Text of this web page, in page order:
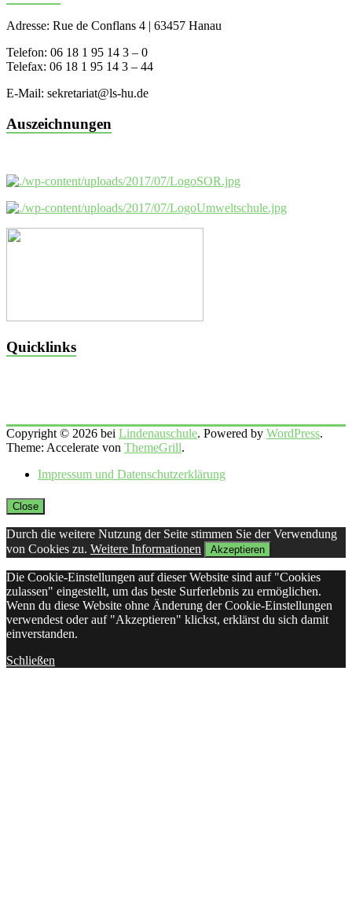
Adresse: Rue de Conflans 4 | 63457 Hanau
Telefon: 06 18 1 95 14 3 – 0
Telefax: 06 18 1 95 14 3 – 44
E-Mail: sekretariat@ls-hu.de
Auszeichnungen
Quicklinks
Copyright © 2026 bei Lindenauschule. Powered by WordPress.
Theme: Accelerate von ThemeGrill.
Impressum und Datenschutzerklärung
Close
Durch die weitere Nutzung der Seite stimmen Sie der Verwendung
von Cookies zu. Weitere Informationen Akzeptieren
Die Cookie-Einstellungen auf dieser Website sind auf "Cookies
zulassen" eingestellt, um das beste Surferlebnis zu ermöglichen.
Wenn du diese Website ohne Änderung der Cookie-Einstellungen
verwendest oder auf "Akzeptieren" klickst, erklärst du sich damit
einverstanden.
Schließen